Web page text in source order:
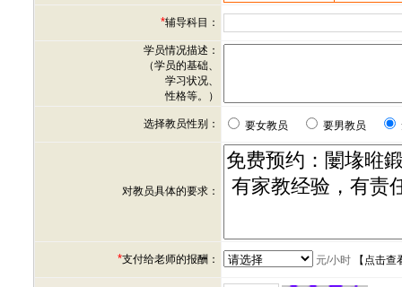
*辅导科目：
学员情况描述：
（学员的基础、
学习状况、
性格等。）
选择教员性别： 要女教员 要男教员
对教员具体的要求：
*支付给老师的报酬： 元/小时【 点击查